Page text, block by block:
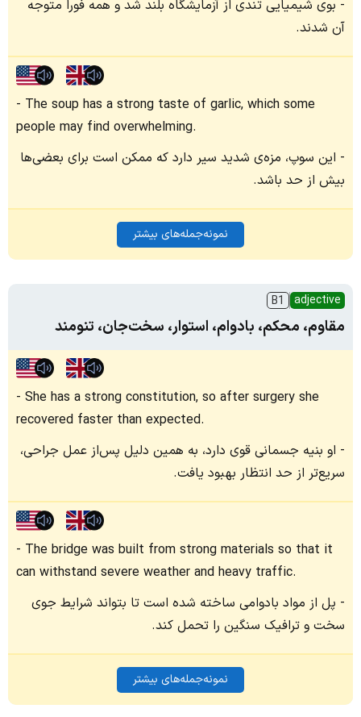
بوی شیمیایی تندی از آزمایشگاه بلند شد و همه فوراً متوجه
آن شدند.
The soup has a strong taste of garlic, which some
people may find overwhelming.
این سوپ، مزه‌ی شدید سیر دارد که ممکن است برای بعضی‌ها
بیش از حد باشد.
نمونه‌جمله‌های بیشتر
adjective
B1
مقاوم، محکم، بادوام، استوار، سخت‌جان، تنومند
She has a strong constitution, so after surgery she
recovered faster than expected.
او بنیه جسمانی قوی دارد، به همین دلیل پس‌از عمل جراحی،
سریع‌تر از حد انتظار بهبود یافت.
The bridge was built from strong materials so that it
can withstand severe weather and heavy traffic.
پل از مواد بادوامی ساخته شده است تا بتواند شرایط جوی
سخت و ترافیک سنگین را تحمل کند.
نمونه‌جمله‌های بیشتر